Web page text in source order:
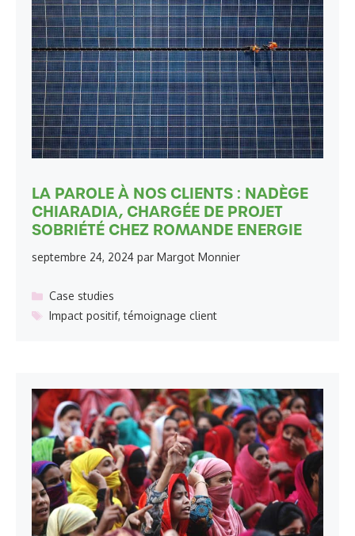
LA PAROLE À NOS CLIENTS : NADÈGE
CHIARADIA, CHARGÉE DE PROJET
SOBRIÉTÉ CHEZ ROMANDE ENERGIE
septembre 24, 2024 par Margot Monnier
Catégories
Case studies
Étiquettes
Impact positif,témoignage client